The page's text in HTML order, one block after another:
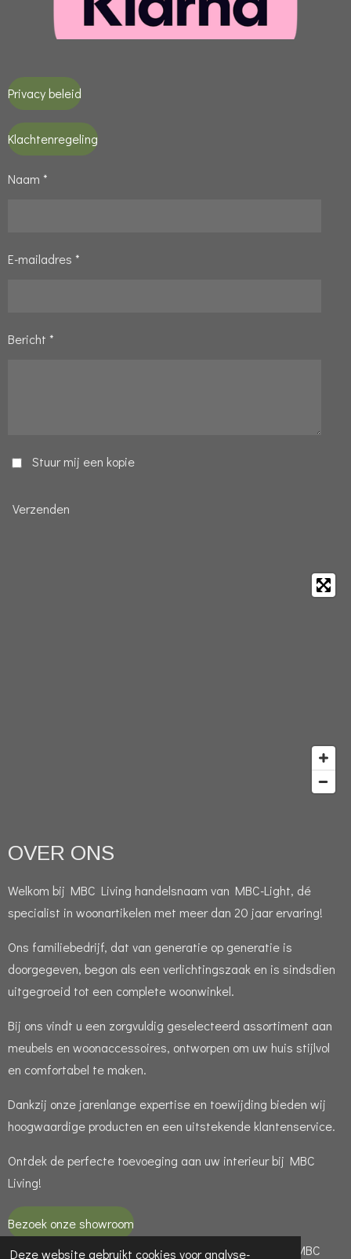
Deze website gebruikt cookies voor analyse-
Privacy beleid
Klachtenregeling
Naam *
E-mailadres *
Bericht *
Stuur mij een kopie
Verzenden
OVER ONS
Welkom bij MBC Living handelsnaam van MBC-Light, dé
specialist in woonartikelen met meer dan 20 jaar ervaring!
Ons familiebedrijf, dat van generatie op generatie is
doorgegeven, begon als een verlichtingszaak en is sindsdien
uitgegroeid tot een complete woonwinkel.
Bij ons vindt u een zorgvuldig geselecteerd assortiment aan
meubels en woonaccessoires, ontworpen om uw huis stijlvol
en comfortabel te maken.
Dankzij onze jarenlange expertise en toewijding bieden wij
hoogwaardige producten en een uitstekende klantenservice.
Ontdek de perfecte toevoeging aan uw interieur bij MBC
Living!
Bezoek onze showroom
© 2021 - 2026 MBC LIVING is een handelsnaam van MBC